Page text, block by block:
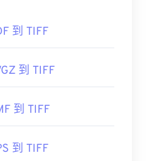
的 Apple Preview
到 TIFF
到 TIFF
到 TIFF
到 TIFF